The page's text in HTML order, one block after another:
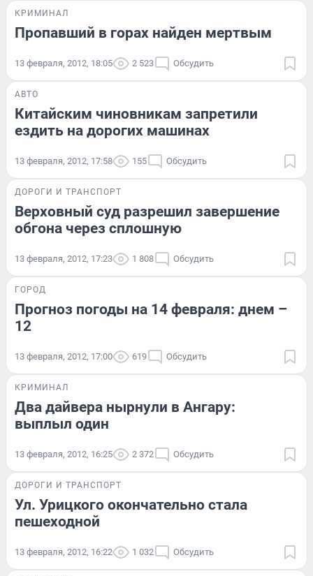
КРИМИНАЛ
Пропавший в горах найден мертвым
13 февраля, 2012, 18:05 2 523 Обсудить
АВТО
Китайским чиновникам запретили
ездить на дорогих машинах
13 февраля, 2012, 17:58 155 Обсудить
ДОРОГИ И ТРАНСПОРТ
Верховный суд разрешил завершение
обгона через сплошную
13 февраля, 2012, 17:23 1 808 Обсудить
ГОРОД
Прогноз погоды на 14 февраля: днем –
12
13 февраля, 2012, 17:00 619 Обсудить
КРИМИНАЛ
Два дайвера нырнули в Ангару:
выплыл один
13 февраля, 2012, 16:25 2 372 Обсудить
ДОРОГИ И ТРАНСПОРТ
Ул. Урицкого окончательно стала
пешеходной
13 февраля, 2012, 16:22 1 032 Обсудить